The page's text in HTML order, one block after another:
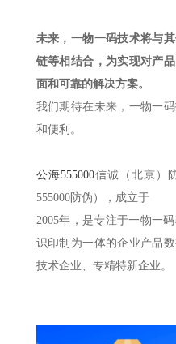
未来，一物一码技术将与
链等相结合，为实现对产
面和可靠的解决方案。
我们期待在未来，一物一
和便利。
公海555000信诚（北京）
555000防伪），成立于
2005年，是专注于一物一
识印制为一体的企业产品
技术企业、专精特新企业。